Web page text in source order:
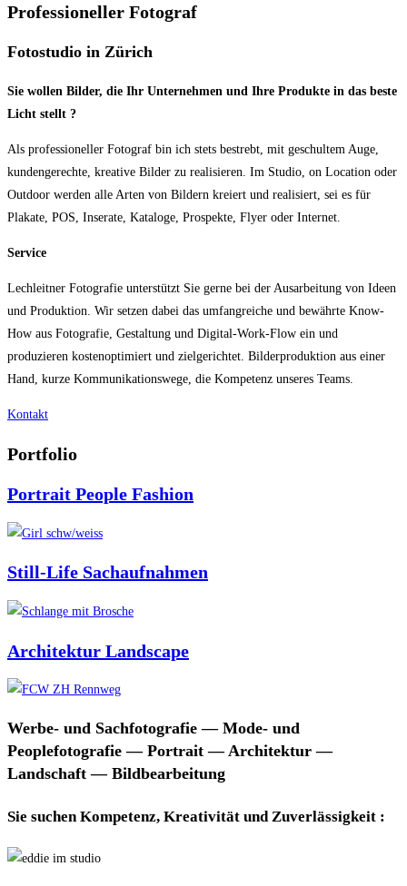
Professioneller Fotograf
Fotostudio in Zürich
Sie wollen Bilder, die Ihr Unternehmen und Ihre Produkte in das beste
Licht stellt ?
Als professioneller Fotograf bin ich stets bestrebt, mit geschultem Auge,
kundengerechte, kreative Bilder zu realisieren. Im Studio, on Location oder
Outdoor werden alle Arten von Bildern kreiert und realisiert, sei es für
Plakate, POS, Inserate, Kataloge, Prospekte, Flyer oder Internet.
Service
Lechleitner Fotografie unterstützt Sie gerne bei der Ausarbeitung von Ideen
und Produktion. Wir setzen dabei das umfangreiche und bewährte Know-
How aus Fotografie, Gestaltung und Digital-Work-Flow ein und
produzieren kostenoptimiert und zielgerichtet. Bilderproduktion aus einer
Hand, kurze Kommunikationswege, die Kompetenz unseres Teams.
Kontakt
Portfolio
Portrait People Fashion
Still-Life Sachaufnahmen
Architektur Landscape
Werbe- und Sachfotografie — Mode- und
Peoplefotografie — Portrait — Architektur —
Landschaft — Bildbearbeitung
Sie suchen Kompetenz, Kreativität und Zuverlässigkeit :